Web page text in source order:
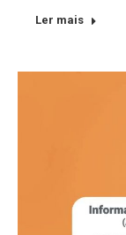
Ler mais